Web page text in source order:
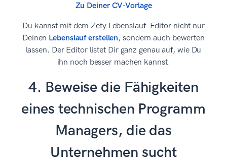
Zu Deiner CV-Vorlage
Du kannst mit dem Zety Lebenslauf-Editor nicht nur
Deinen Lebenslauf erstellen, sondern auch bewerten
lassen. Der Editor listet Dir ganz genau auf, wie Du
ihn noch besser machen kannst.
4. Beweise die Fähigkeiten
eines technischen Programm
Managers, die das
Unternehmen sucht